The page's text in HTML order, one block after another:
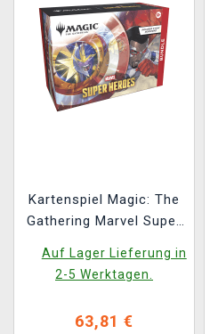
Kartenspiel Magic: The
Gathering Marvel Super
Auf Lager Lieferung in
2-5 Werktagen.
63,81 €